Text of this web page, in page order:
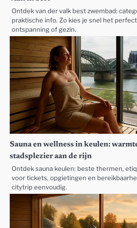
Ontdek van der valk best zwembad:
praktische info. Zo kies je snel het
ontspanning of gezin.
Sauna en wellness in keulen:
stadsplezier aan de rijn
Ontdek sauna keulen: beste thermen,
voor tickets, opgietingen en
citytrip eenvoudig.